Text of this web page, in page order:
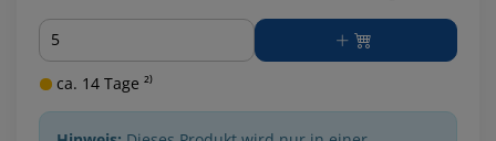
Menge
ca. 14 Tage ²⁾